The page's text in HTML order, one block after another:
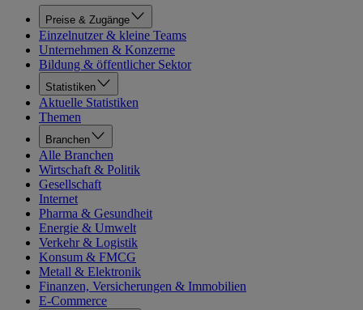
Preise & Zugänge
Einzelnutzer & kleine Teams
Unternehmen & Konzerne
Bildung & öffentlicher Sektor
Statistiken
Aktuelle Statistiken
Themen
Branchen
Alle Branchen
Wirtschaft & Politik
Gesellschaft
Internet
Pharma & Gesundheit
Energie & Umwelt
Verkehr & Logistik
Konsum & FMCG
Metall & Elektronik
Finanzen, Versicherungen & Immobilien
E-Commerce